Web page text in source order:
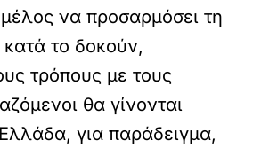
να προσαρμόσει τη
το δοκούν,
τρόπους με τους
θα γίνονται
για παράδειγμα,